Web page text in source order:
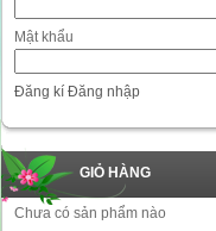
Mật khẩu
Đăng kí Đăng nhập
GIỎ HÀNG
Chưa có sản phẩm nào